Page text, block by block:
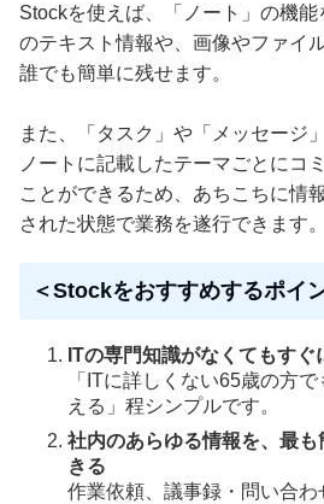
Stockを使えば、「ノート」の機
のテキスト情報や、画像やファイ
誰でも簡単に残せます。
また、「タスク」や「メッセージ
ノートに記載したテーマごとにコ
ことができるため、あちこちに情
された状態で業務を遂行できます。
＜Stockをおすすめするポイ
ITの専門知識がなくてもすぐ
「ITに詳しくない65歳の方
える」程シンプルです。
社内のあらゆる情報を、最
きる
作業依頼、議事録・問い合